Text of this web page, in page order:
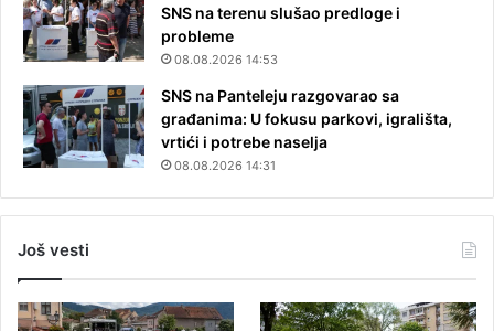
SNS na terenu slušao predloge i
probleme
08.08.2026 14:53
SNS na Panteleju razgovarao sa
građanima: U fokusu parkovi, igrališta,
vrtići i potrebe naselja
08.08.2026 14:31
Još vesti